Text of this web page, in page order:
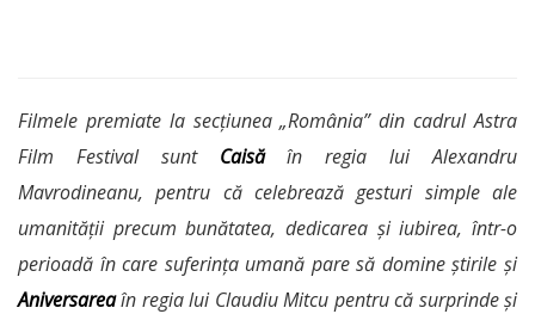
Filmele premiate la secțiunea „România” din cadrul Astra
Film Festival sunt Caisăîn regia lui Alexandru
Mavrodineanu, pentru că celebrează gesturi simple ale
umanității precum bunătatea, dedicarea și iubirea, într-o
perioadă în care suferința umană pare să domine știrile și
Aniversareaîn regia lui Claudiu Mitcu pentru că surprinde și